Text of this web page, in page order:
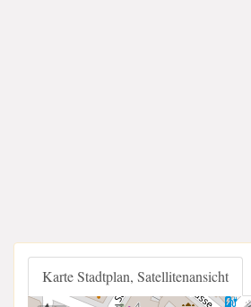
Karte Stadtplan, Satellitenansicht